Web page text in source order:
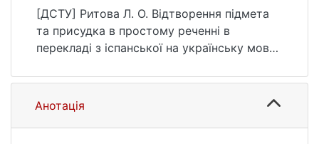
(на матеріалі твору Кармен Лафорет
“Ніщо”) [Бакалаврська робота, Київський
національний університет імені Тараса
Шевченка]. eKNUTSHIR.
https://ir.library.knu.ua/handle/15071834/389
[ДСТУ] Ритова Л. О. Відтворення підмета
та присудка в простому реченні в
перекладі з іспанської на українську мову
“Ніщо”) : кваліфікаційна робота бакалавра :
035 Філологія / наук. кер. О. Ю.
Дорошенко. Київ, 2024. 72 с. URL:
Анотація